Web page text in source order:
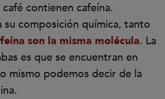
contienen cafeína.
su composición química, tanto
son la misma molécula. La
es que se encuentran en
mismo podemos decir de la